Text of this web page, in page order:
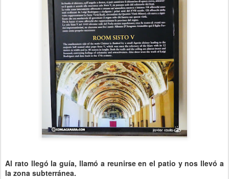
Al rato llegó la guía, llamó a reunirse en el patio y nos llevó a
la zona subterránea.